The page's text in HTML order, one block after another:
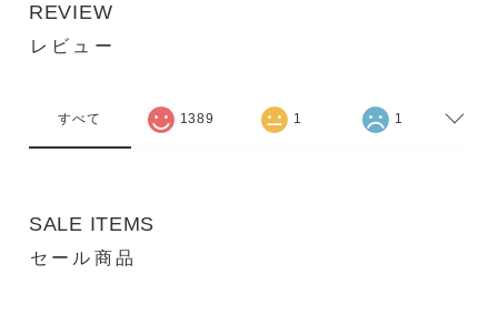
REVIEW
レビュー
すべて 1389 1 1
SALE ITEMS
セール商品